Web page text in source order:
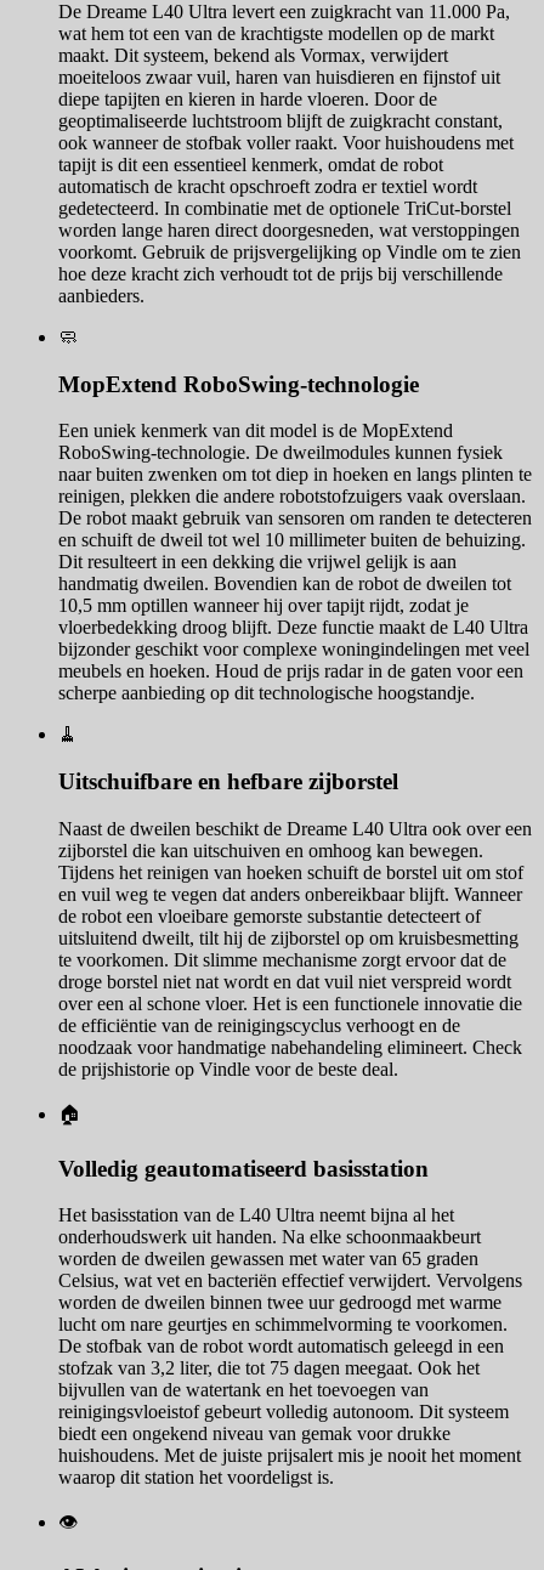
De Dreame L40 Ultra levert een zuigkracht van 11.000 Pa,
wat hem tot een van de krachtigste modellen op de markt
maakt. Dit systeem, bekend als Vormax, verwijdert
moeiteloos zwaar vuil, haren van huisdieren en fijnstof uit
diepe tapijten en kieren in harde vloeren. Door de
geoptimaliseerde luchtstroom blijft de zuigkracht constant,
ook wanneer de stofbak voller raakt. Voor huishoudens met
tapijt is dit een essentieel kenmerk, omdat de robot
automatisch de kracht opschroeft zodra er textiel wordt
gedetecteerd. In combinatie met de optionele TriCut-borstel
worden lange haren direct doorgesneden, wat verstoppingen
voorkomt. Gebruik de prijsvergelijking op Vindle om te zien
hoe deze kracht zich verhoudt tot de prijs bij verschillende
aanbieders.
🧼
MopExtend RoboSwing-technologie
Een uniek kenmerk van dit model is de MopExtend
RoboSwing-technologie. De dweilmodules kunnen fysiek
naar buiten zwenken om tot diep in hoeken en langs plinten te
reinigen, plekken die andere robotstofzuigers vaak overslaan.
De robot maakt gebruik van sensoren om randen te detecteren
en schuift de dweil tot wel 10 millimeter buiten de behuizing.
Dit resulteert in een dekking die vrijwel gelijk is aan
handmatig dweilen. Bovendien kan de robot de dweilen tot
10,5 mm optillen wanneer hij over tapijt rijdt, zodat je
vloerbedekking droog blijft. Deze functie maakt de L40 Ultra
bijzonder geschikt voor complexe woningindelingen met veel
meubels en hoeken. Houd de prijs radar in de gaten voor een
scherpe aanbieding op dit technologische hoogstandje.
🧹
Uitschuifbare en hefbare zijborstel
Naast de dweilen beschikt de Dreame L40 Ultra ook over een
zijborstel die kan uitschuiven en omhoog kan bewegen.
Tijdens het reinigen van hoeken schuift de borstel uit om stof
en vuil weg te vegen dat anders onbereikbaar blijft. Wanneer
de robot een vloeibare gemorste substantie detecteert of
uitsluitend dweilt, tilt hij de zijborstel op om kruisbesmetting
te voorkomen. Dit slimme mechanisme zorgt ervoor dat de
droge borstel niet nat wordt en dat vuil niet verspreid wordt
over een al schone vloer. Het is een functionele innovatie die
de efficiëntie van de reinigingscyclus verhoogt en de
noodzaak voor handmatige nabehandeling elimineert. Check
de prijshistorie op Vindle voor de beste deal.
🏠
Volledig geautomatiseerd basisstation
Het basisstation van de L40 Ultra neemt bijna al het
onderhoudswerk uit handen. Na elke schoonmaakbeurt
worden de dweilen gewassen met water van 65 graden
Celsius, wat vet en bacteriën effectief verwijdert. Vervolgens
worden de dweilen binnen twee uur gedroogd met warme
lucht om nare geurtjes en schimmelvorming te voorkomen.
De stofbak van de robot wordt automatisch geleegd in een
stofzak van 3,2 liter, die tot 75 dagen meegaat. Ook het
bijvullen van de watertank en het toevoegen van
reinigingsvloeistof gebeurt volledig autonoom. Dit systeem
biedt een ongekend niveau van gemak voor drukke
huishoudens. Met de juiste prijsalert mis je nooit het moment
waarop dit station het voordeligst is.
👁️